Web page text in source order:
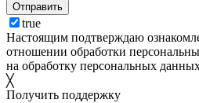
Отправить
true
Настоящим подтверждаю
отношении обработки
на обработку персональных
╳
Получить поддержку